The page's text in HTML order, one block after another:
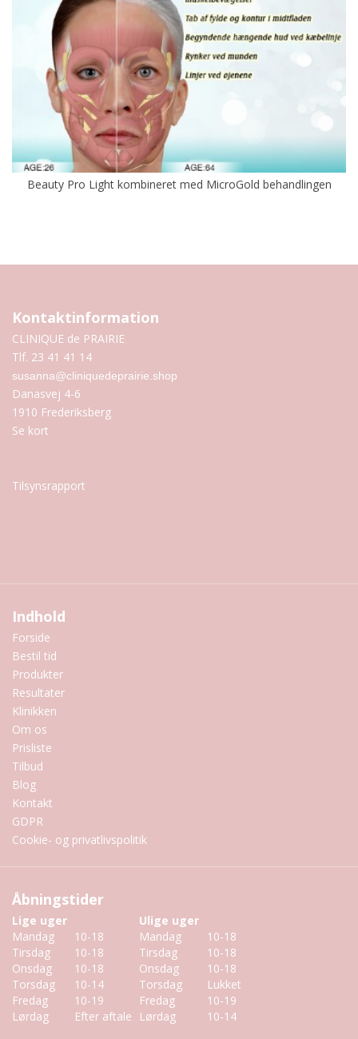
Beauty Pro Light kombineret med MicroGold behandlingen
Kontaktinformation
CLINIQUE de PRAIRIE
Tlf. 23 41 41 14
susanna@cliniquedeprairie.shop
Danasvej 4-6
1910 Frederiksberg
Se kort
Tilsynsrapport
Indhold
Forside
Bestil tid
Produkter
Resultater
Klinikken
Om os
Prisliste
Tilbud
Blog
Kontakt
GDPR
Cookie- og privatlivspolitik
Åbningstider
Lige uger
Ulige uger
Mandag
10-18 Mandag
10-18
Tirsdag
10-18 Tirsdag
10-18
Onsdag
10-18 Onsdag
10-18
Torsdag
10-14 Torsdag
Lukket
Fredag
10-19 Fredag
10-19
Lørdag
Efter aftale Lørdag 10-14